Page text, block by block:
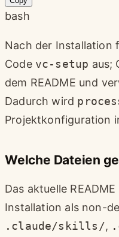
bash
Nach der Installation
Code vc-setup aus;
dem README und
Dadurch wird
Projektkonfiguration
Welche Dateien
Das aktuelle
Installation als non-
.claude/skills/,